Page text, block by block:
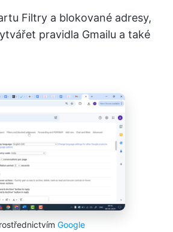
Filtry a blokované adresy,
pravidla Gmailu a také
Google